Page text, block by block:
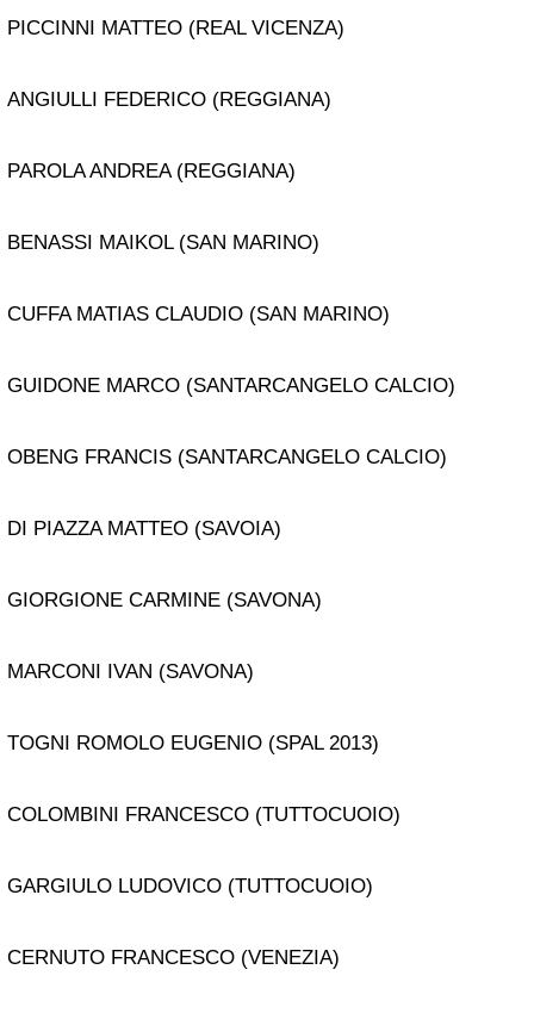
PICCINNI MATTEO (REAL VICENZA)
ANGIULLI FEDERICO (REGGIANA)
PAROLA ANDREA (REGGIANA)
BENASSI MAIKOL (SAN MARINO)
CUFFA MATIAS CLAUDIO (SAN MARINO)
GUIDONE MARCO (SANTARCANGELO CALCIO)
OBENG FRANCIS (SANTARCANGELO CALCIO)
DI PIAZZA MATTEO (SAVOIA)
GIORGIONE CARMINE (SAVONA)
MARCONI IVAN (SAVONA)
TOGNI ROMOLO EUGENIO (SPAL 2013)
COLOMBINI FRANCESCO (TUTTOCUOIO)
GARGIULO LUDOVICO (TUTTOCUOIO)
CERNUTO FRANCESCO (VENEZIA)